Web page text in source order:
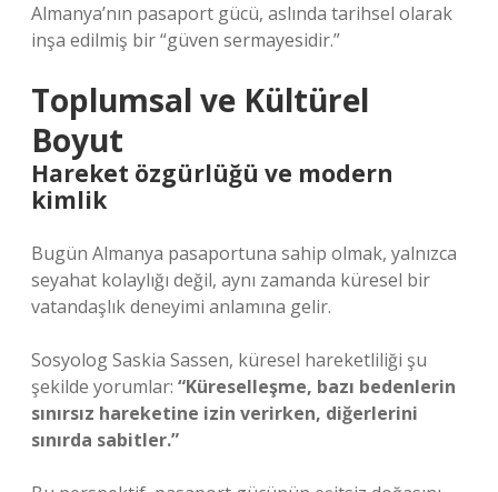
Almanya’nın pasaport gücü, aslında tarihsel olarak
inşa edilmiş bir “güven sermayesidir.”
Toplumsal ve Kültürel
Boyut
Hareket özgürlüğü ve modern
kimlik
Bugün Almanya pasaportuna sahip olmak, yalnızca
seyahat kolaylığı değil, aynı zamanda küresel bir
vatandaşlık deneyimi anlamına gelir.
Sosyolog Saskia Sassen, küresel hareketliliği şu
şekilde yorumlar: “Küreselleşme, bazı bedenlerin
sınırsız hareketine izin verirken, diğerlerini
sınırda sabitler.”